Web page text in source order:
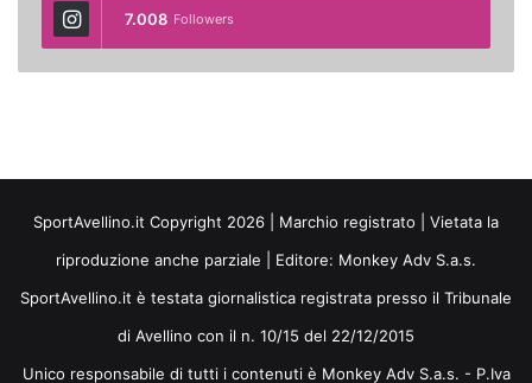
7.008 Followers
SportAvellino.it Copyright 2026 | Marchio registrato | Vietata la
riproduzione anche parziale | Editore: Monkey Adv S.a.s.
SportAvellino.it è testata giornalistica registrata presso il Tribunale
di Avellino con il n. 10/15 del 22/12/2015
Unico responsabile di tutti i contenuti è Monkey Adv S.a.s. - P.Iva